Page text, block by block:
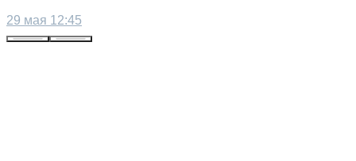
29 мая 12:45